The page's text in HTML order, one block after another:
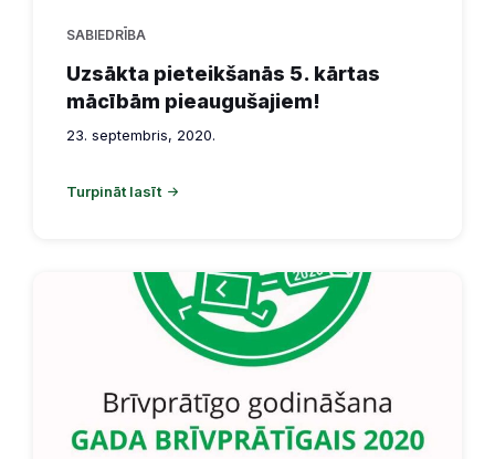
SABIEDRĪBA
Uzsākta pieteikšanās 5. kārtas
mācībām pieaugušajiem!
23. septembris, 2020.
Turpināt lasīt